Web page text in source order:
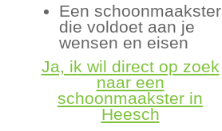
Een schoonmaakster
die voldoet aan je
wensen en eisen
Ja, ik wil direct op zoek
naar een
schoonmaakster in
Heesch